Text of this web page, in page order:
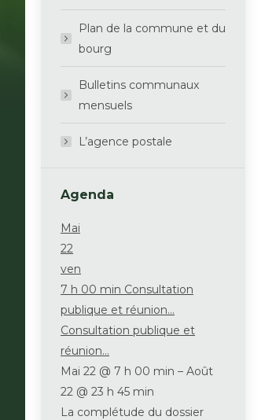
Plan de la commune et du
bourg
Bulletins communaux
mensuels
L’agence postale
Agenda
Mai
22
ven
7 h 00 min Consultation
publique et réunion...
Consultation publique et
réunion...
Mai 22 @ 7 h 00 min – Août
22 @ 23 h 45 min
La complétude du dossier